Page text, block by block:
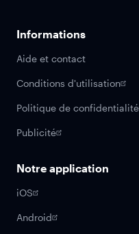
Informations
Aide et contact
Conditions d'utilisation
Politique de confidentialité
Publicité
Notre application
iOS
Android